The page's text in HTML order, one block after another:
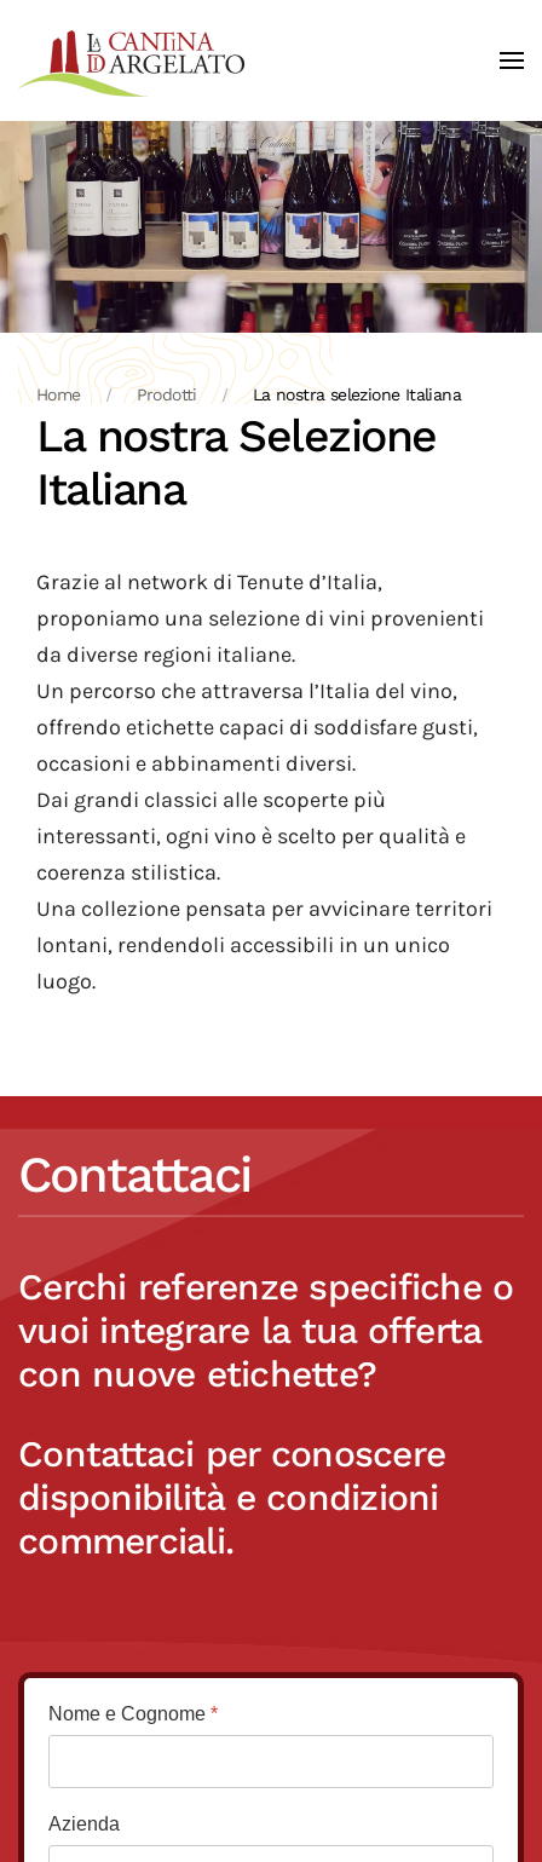
Skip to main content
Home Prodotti La nostra selezione Italiana
La nostra Selezione
Italiana
Grazie al network di Tenute d’Italia,
proponiamo una selezione di vini provenienti
da diverse regioni italiane.
Un percorso che attraversa l’Italia del vino,
offrendo etichette capaci di soddisfare gusti,
occasioni e abbinamenti diversi.
Dai grandi classici alle scoperte più
interessanti, ogni vino è scelto per qualità e
coerenza stilistica.
Una collezione pensata per avvicinare territori
lontani, rendendoli accessibili in un unico
luogo.
Contattaci
Cerchi referenze specifiche o
vuoi integrare la tua offerta
con nuove etichette?
Contattaci per conoscere
disponibilità e condizioni
commerciali.
Nome e Cognome *
Azienda